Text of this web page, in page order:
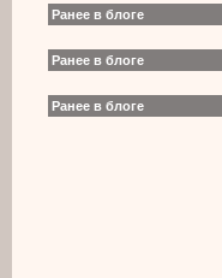
Ранее в блоге
Ранее в блоге
Ранее в блоге